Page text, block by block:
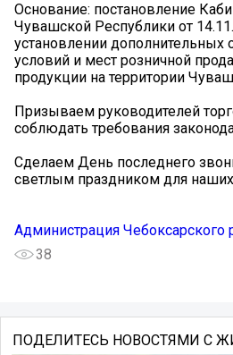
Основание: постановление
Чувашской Республики от
установлении дополнительных
условий и мест розничной
продукции на территории
Призываем руководителей
соблюдать требования
Сделаем День последнего
светлым праздником для
Администрация Чебоксарского
38
ПОДЕЛИТЕСЬ НОВОСТЯМИ С